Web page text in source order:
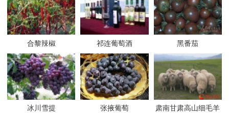
合黎辣椒 祁连葡萄酒 黑番茄
冰川雪提 张掖葡萄 肃南甘肃高山细毛羊